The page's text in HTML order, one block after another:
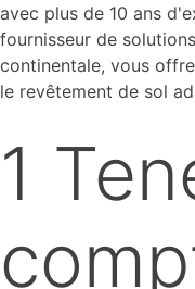
avec plus de 10 ans
fournisseur de
continentale, vous
le revêtement de sol
1